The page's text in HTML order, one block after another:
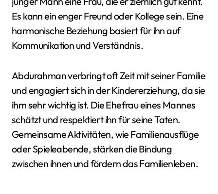
Es kann ein enger Freund oder Kollege sein. Eine
harmonische Beziehung basiert für ihn auf
Kommunikation und Verständnis.
Abdurahman verbringt oft Zeit mit seiner Familie
und engagiert sich in der Kindererziehung, da sie
ihm sehr wichtig ist. Die Ehefrau eines Mannes
schätzt und respektiert ihn für seine Taten.
Gemeinsame Aktivitäten, wie Familienausflüge
oder Spieleabende, stärken die Bindung
zwischen ihnen und fördern das Familienleben.